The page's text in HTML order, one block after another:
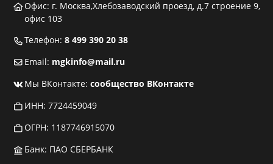
Офис: г. Москва,Хлебозаводский проезд, д.7 строение 9,
офис 103
Телефон: 8 499 390 20 38
Email: mgkinfo@mail.ru
Мы ВКонтакте: сообщество ВКонтакте
ИНН: 7724459049
ОГРН: 1187746915070
Банк: ПАО СБЕРБАНК